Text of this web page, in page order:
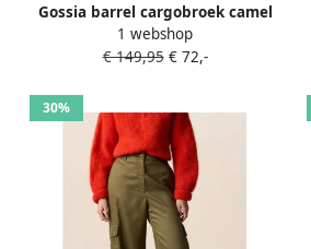
Gossia barrel cargobroek camel
1 webshop
€ 149,95€ 72,-
30%